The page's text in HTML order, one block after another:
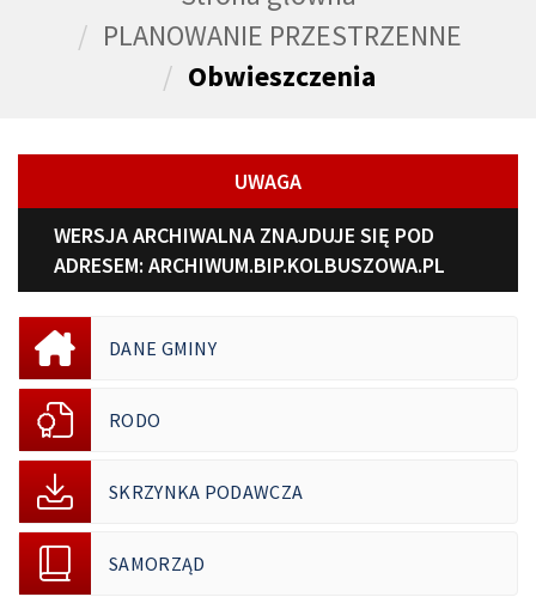
PLANOWANIE PRZESTRZENNE
Obwieszczenia
UWAGA
WERSJA ARCHIWALNA ZNAJDUJE SIĘ POD
ADRESEM: ARCHIWUM.BIP.KOLBUSZOWA.PL
DANE GMINY
RODO
SKRZYNKA PODAWCZA
SAMORZĄD